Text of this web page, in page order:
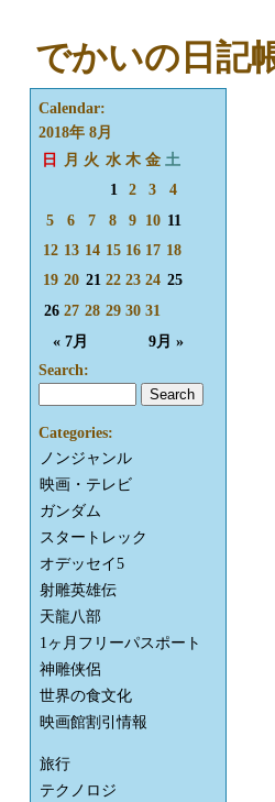
でかいの日記
Calendar:
2018年 8月
日
月 火 水 木 金 土
« 7月 9月 »
1 2 3
4
5
6 7 8 9 10 11
12 13 14 15 16 17 18
19 20 21 22 23 24 25
26 27 28 29 30 31
Search:
Categories:
ノンジャンル
映画・テレビ
ガンダム
スタートレック
オデッセイ5
射雕英雄伝
天龍八部
1ヶ月フリーパスポート
神雕侠侶
世界の食文化
映画館割引情報
旅行
テクノロジ